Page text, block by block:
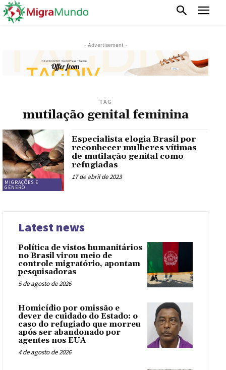
- Advertisement -
TAG
mutilação genital feminina
MIGRAÇÕES E
GÊNERO
Especialista elogia Brasil por
reconhecer mulheres vítimas
de mutilação genital como
refugiadas
17 de abril de 2023
Latest news
Política de vistos humanitários
no Brasil virou meio de
controle migratório, apontam
pesquisadoras
5 de agosto de 2026
Homicídio por omissão e
dever de cuidado do Estado: o
caso do refugiado que morreu
após ser abandonado por
agentes nos EUA
4 de agosto de 2026